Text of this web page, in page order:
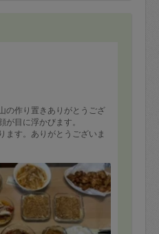
の作り置きありがとうござ
目に浮かびます。
ます。ありがとうございま